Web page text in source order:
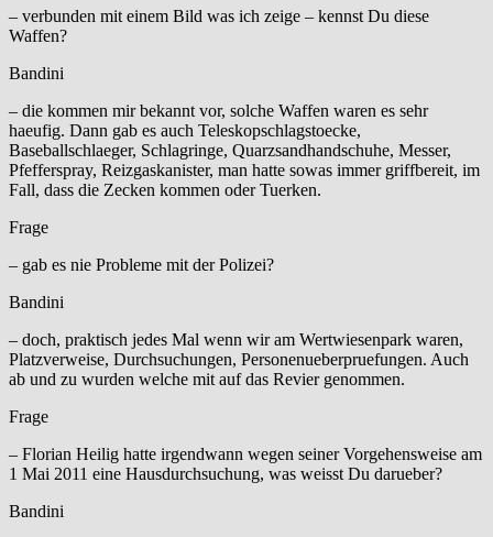
– verbunden mit einem Bild was ich zeige – kennst Du diese
Waffen?
Bandini
– die kommen mir bekannt vor, solche Waffen waren es sehr
haeufig. Dann gab es auch Teleskopschlagstoecke,
Baseballschlaeger, Schlagringe, Quarzsandhandschuhe, Messer,
Pfefferspray, Reizgaskanister, man hatte sowas immer griffbereit, im
Fall, dass die Zecken kommen oder Tuerken.
Frage
– gab es nie Probleme mit der Polizei?
Bandini
– doch, praktisch jedes Mal wenn wir am Wertwiesenpark waren,
Platzverweise, Durchsuchungen, Personenueberpruefungen. Auch
ab und zu wurden welche mit auf das Revier genommen.
Frage
– Florian Heilig hatte irgendwann wegen seiner Vorgehensweise am
1 Mai 2011 eine Hausdurchsuchung, was weisst Du darueber?
Bandini